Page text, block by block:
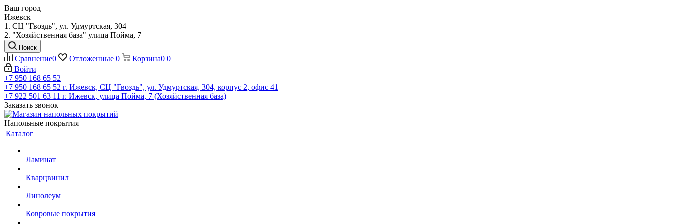
Ваш город
Ижевск
1. СЦ "Гвоздь", ул. Удмуртская, 304
2. "Хозяйственная база" улица Пойма, 7
Поиск
Сравнение0 Отложенные 0 Корзина0 0
Войти
+7 950 168 65 52
+7 950 168 65 52 г. Ижевск, СЦ "Гвоздь", ул. Удмуртская, 304, корпус 2, офис 41
+7 922 501 63 11 г. Ижевск, улица Пойма, 7 (Хозяйственная база)
Заказать звонок
Напольные покрытия
Каталог
Ламинат
Кварцвинил
Линолеум
Ковровые покрытия